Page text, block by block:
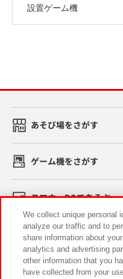
設置ゲーム機
あそび場をさがす
ゲーム機をさがす
スマホ・PCであそぶ
イベント・キャンペーン
We collect unique personal
analyze our traffic and to
share information about
analytics and advertising
other information that you
have collected from your